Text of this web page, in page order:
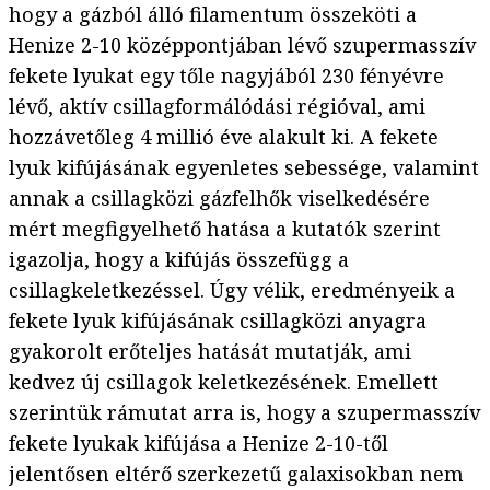
hogy a gázból álló filamentum összeköti a
Henize 2-10 középpontjában lévő szupermasszív
fekete lyukat egy tőle nagyjából 230 fényévre
lévő, aktív csillagformálódási régióval, ami
hozzávetőleg 4 millió éve alakult ki. A fekete
lyuk kifújásának egyenletes sebessége, valamint
annak a csillagközi gázfelhők viselkedésére
mért megfigyelhető hatása a kutatók szerint
igazolja, hogy a kifújás összefügg a
csillagkeletkezéssel. Úgy vélik, eredményeik a
fekete lyuk kifújásának csillagközi anyagra
gyakorolt erőteljes hatását mutatják, ami
kedvez új csillagok keletkezésének. Emellett
szerintük rámutat arra is, hogy a szupermasszív
fekete lyukak kifújása a Henize 2-10-től
jelentősen eltérő szerkezetű galaxisokban nem